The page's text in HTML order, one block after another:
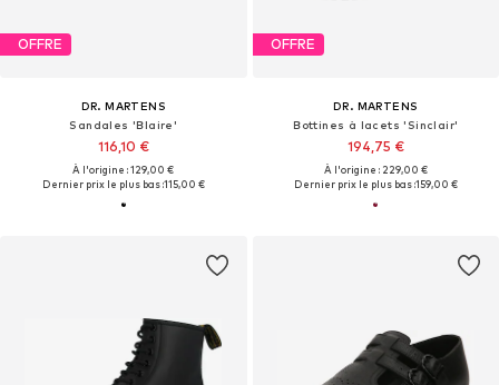
OFFRE
DR. MARTENS
Sandales 'Blaire'
116,10 €
À l'origine : 129,00 €
Dernier prix le plus bas :115,00 €
OFFRE
DR. MARTENS
Bottines à lacets 'Sinclair'
194,75 €
À l'origine : 229,00 €
Dernier prix le plus bas :159,00 €